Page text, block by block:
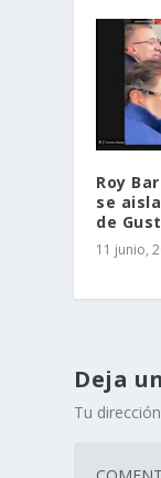
Roy
se
de
11 junio,
Deja
Tu